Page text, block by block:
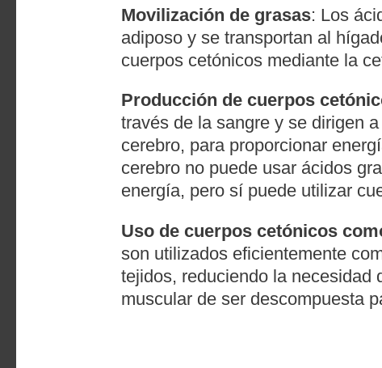
Movilización de grasas: Los
adiposo y se transportan al
cuerpos cetónicos mediante la
Producción de cuerpos
través de la sangre y se dirigen
cerebro, para proporcionar
cerebro no puede usar ácidos
energía, pero sí puede utilizar
Uso de cuerpos cetónicos
son utilizados eficientemente
tejidos, reduciendo la necesidad
muscular de ser descompuesta